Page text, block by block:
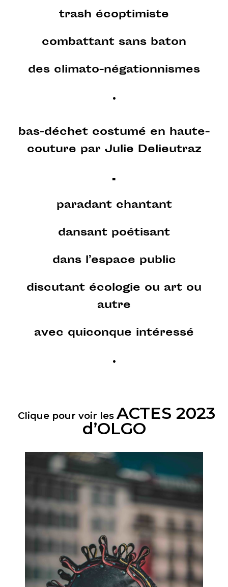
trash écoptimiste
combattant sans baton
des climato-négationnismes
.
bas-déchet costumé en haute-
couture par Julie Delieutraz
.
paradant chantant
dansant poétisant
dans l’espace public
discutant écologie ou art ou
autre
avec quiconque intéressé
.
Clique pour voir les ACTES 2023
d’OLGO